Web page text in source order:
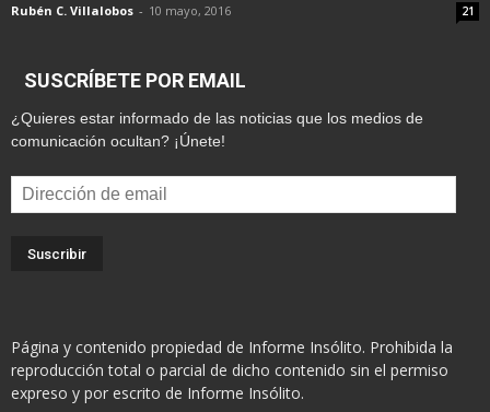
Rubén C. Villalobos - 10 mayo, 2016 21
SUSCRÍBETE POR EMAIL
¿Quieres estar informado de las noticias que los medios de
comunicación ocultan? ¡Únete!
Dirección
de
Página y contenido propiedad de Informe Insólito. Prohibida la
reproducción total o parcial de dicho contenido sin el permiso
expreso y por escrito de Informe Insólito.